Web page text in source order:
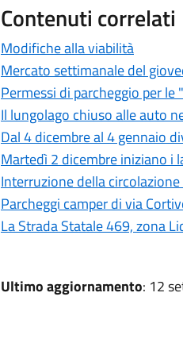
Contenuti correlati
Modifiche alla viabilità
Mercato settimanale del
Permessi di parcheggio per
Il lungolago chiuso alle auto
Dal 4 dicembre al 4 gennaio
Martedì 2 dicembre iniziano i
Interruzione della
Parcheggi camper di via
La Strada Statale 469, zona
Ultimo aggiornamento: 12